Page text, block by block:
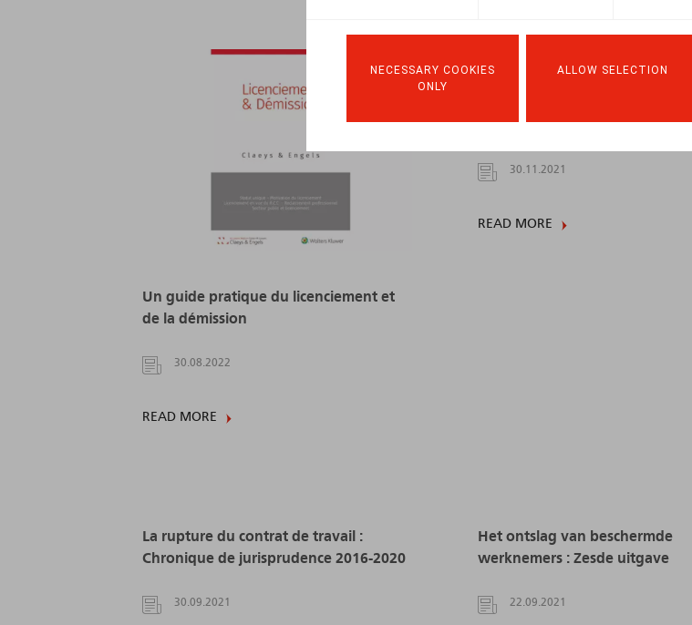
NECESSARY COOKIES
ONLY
ALLOW SELECTION
Un guide pratique du licenciement et
de la démission
30.08.2022
READ MORE
protection au travail
30.11.2021
READ MORE
La rupture du contrat de travail :
Chronique de jurisprudence 2016-2020
30.09.2021
Het ontslag van beschermde
werknemers : Zesde uitgave
22.09.2021